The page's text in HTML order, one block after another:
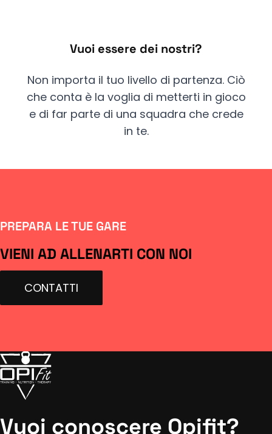
Vuoi essere dei nostri?
Non importa il tuo livello di partenza. Ciò
che conta è la voglia di metterti in gioco
e di far parte di una squadra che crede
in te.
PREPARA LE TUE GARE
VIENI AD ALLENARTI CON NOI
CONTATTI
Vuoi conoscere Opifit?